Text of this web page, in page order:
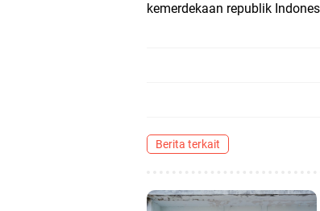
kemerdekaan republik
Berita terkait